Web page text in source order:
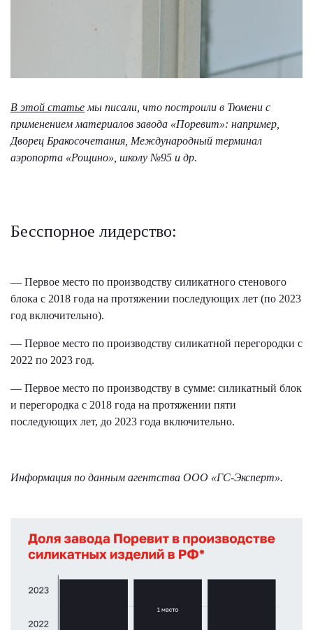
В этой статье мы писали, что построили в Тюмени с
применением материалов завода «Поревит»: например,
Дворец Бракосочетания, Международный терминал
аэропорта «Рощино», школу №95 и др.
Бесспорное лидерство:
— Первое место по производству силикатного стенового
блока с 2018 года на протяжении последующих лет (по 2023
год включительно).
— Первое место по производству силикатной перегородки с
2022 по 2023 год.
— Первое место по производству в сумме: силикатный блок
и перегородка с 2018 года на протяжении пяти
последующих лет, до 2023 года включительно.
Информация по данным агентства ООО «ГС-Эксперт».